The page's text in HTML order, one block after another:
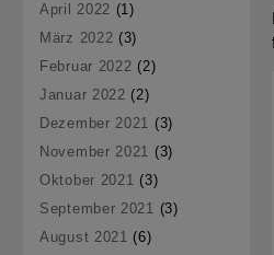
April 2022 (1)
März 2022 (3)
Februar 2022 (2)
Januar 2022 (2)
Dezember 2021 (3)
November 2021 (3)
Oktober 2021 (3)
September 2021 (3)
August 2021 (6)